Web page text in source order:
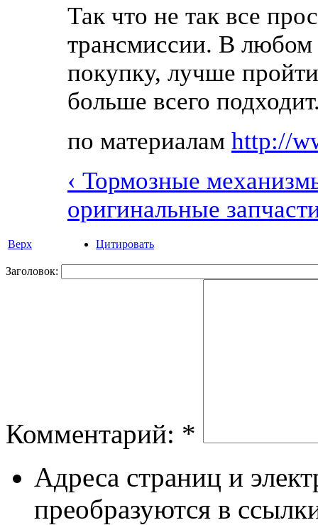
Так что не так все
трансмиссии. В любом
покупку, лучше
больше всего
по материалам http://
‹ Тормозные
оригинальные
Верх Цитировать
Заголовок:
Комментарий: *
Адреса страниц и
преобразуются в